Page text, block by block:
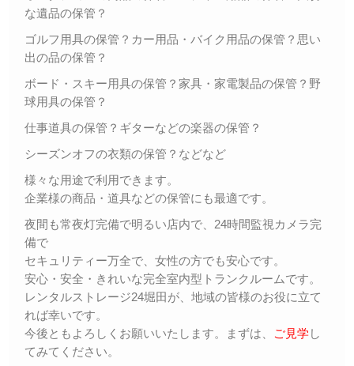
な遺品の保管？
ゴルフ用具の保管？カー用品・バイク用品の保管？思い
出の品の保管？
ボード・スキー用具の保管？家具・家電製品の保管？野
球用具の保管？
仕事道具の保管？ギターなどの楽器の保管？
シーズンオフの衣類の保管？などなど
様々な用途で利用できます。
企業様の商品・道具などの保管にも最適です。
夜間も常夜灯完備で明るい店内で、24時間監視カメラ完
備で
セキュリティー万全で、女性の方でも安心です。
安心・安全・きれいな完全室内型トランクルームです。
レンタルストレージ24堀田が、地域の皆様のお役に立て
れば幸いです。
今後ともよろしくお願いいたします。まずは、
ご見学し
てみてください。